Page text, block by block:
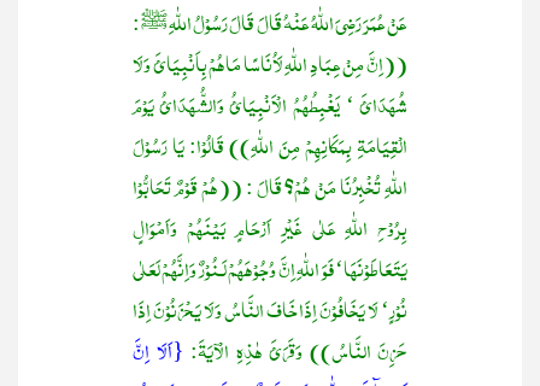
عَنْ عُمَرَ رَضِیَ اللّٰہُ عَنْہُ قَالَ قَالَ رَسُوْلُ اللّٰہِ ﷺ :
((اِنَّ مِنْ عِبَادِ اللّٰہِ لَاُنَاسًا مَاہُمْ بِاَنْبِیَائَ وَلَا
شُھَدَائَ ‘ یَغْبِطُھُمُ الْاَنْبِیَائُ وَالشُّھَدَائُ یَوْمَ
الْقِیَامَۃِ بِمَکَانِھِمْ مِنَ اللّٰہِ)) قَالُوْا: یَا رَسُوْلَ
اللّٰہِ تُخْبِرُنَا مَنْ ھُمْ؟ قَالَ : ((ھُمْ قَوْمٌ تَحَابُّوْا
بِرُوْحِ اللّٰہِ عَلٰی غَیْرِ اَرْحَامٍ بَیْنَھُمْ وَاَمْوَالٍ
یَتَعَاطَوْنَھَا‘ فَوَ اللّٰہِ اِنَّ وُجُوْھَھُمْ لَـنُوْرٌ وَاِنَّھُمْ لَعَلٰی
نُوْرٍ‘ لَا یَخَافُوْنَ اِذَا خَافَ النَّاسُ وَلَا یَحْزَنُوْنَ اِذَا
حَزِنَ النَّاسُ)) وَقَرَئَ ھٰذِہِ الْآیَۃَ: {اَلَا اِنَّ